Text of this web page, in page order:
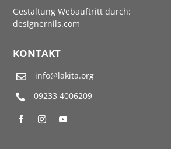
Gestaltung Webauftritt durch:
designernils.com
KONTAKT
 info@lakita.org
 09233 4006209